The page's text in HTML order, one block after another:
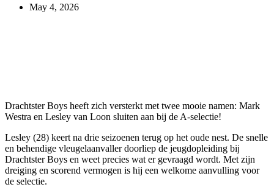
May 4, 2026
Drachtster Boys heeft zich versterkt met twee mooie namen: Mark
Westra en Lesley van Loon sluiten aan bij de A-selectie!
Lesley (28) keert na drie seizoenen terug op het oude nest. De snelle
en behendige vleugelaanvaller doorliep de jeugdopleiding bij
Drachtster Boys en weet precies wat er gevraagd wordt. Met zijn
dreiging en scorend vermogen is hij een welkome aanvulling voor
de selectie.